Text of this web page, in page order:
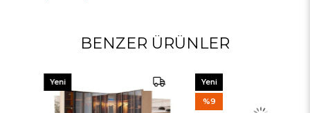
BENZER ÜRÜNLER